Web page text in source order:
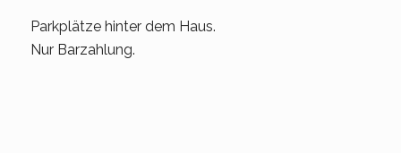
Parkplätze hinter dem Haus.
Nur Barzahlung.